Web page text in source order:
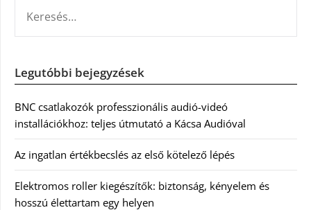
Legutóbbi bejegyzések
BNC csatlakozók professzionális audió-videó
installációkhoz: teljes útmutató a Kácsa Audióval
Az ingatlan értékbecslés az első kötelező lépés
Elektromos roller kiegészítők: biztonság, kényelem és
hosszú élettartam egy helyen